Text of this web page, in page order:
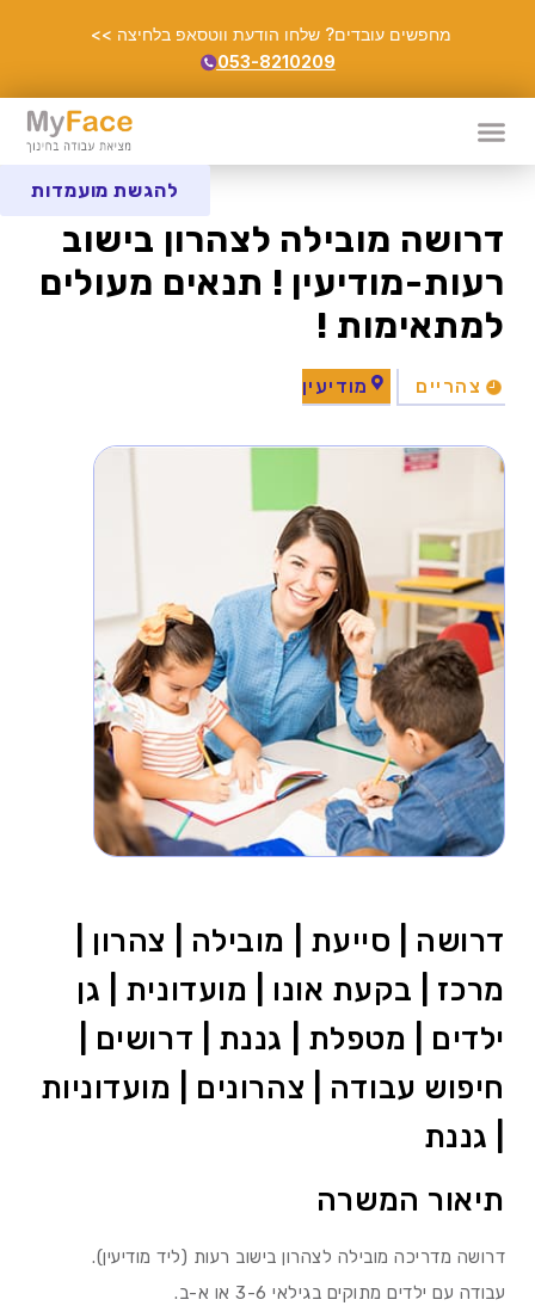
מחפשים עובדים? שלחו הודעת ווטסאפ בלחיצה >>
053-8210209
דרושה מובילה לצהרון בישוב
רעות-מודיעין ! תנאים מעולים
למתאימות !
צהריים מודיעין
להגשת מועמדות
דרושה | סייעת | מובילה | צהרון |
מרכז | בקעת אונו | מועדונית | גן
ילדים | מטפלת | גננת | דרושים |
חיפוש עבודה | צהרונים | מועדוניות
| גננת
תיאור המשרה
דרושה מדריכה מובילה לצהרון בישוב רעות (ליד מודיעין).
עבודה עם ילדים מתוקים בגילאי 3-6 או א-ב.